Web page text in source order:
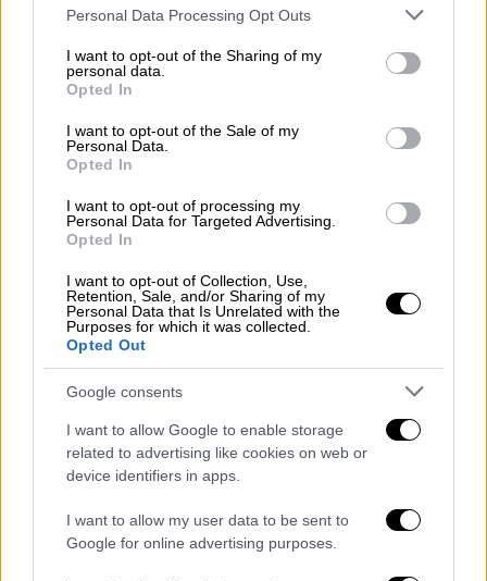
Please note that this website/app uses one or more Google
not limited to your visit or usage behaviour. You may click to
grant or deny consent to Google and its third-party tags to
use your data for below specified purposes in below Google
consent section.
Personal Data Processing Opt Outs
I want to opt-out of the Sharing of my
personal data.
Opted In
I want to opt-out of the Sale of my
Personal Data.
Opted In
I want to opt-out of processing my
Personal Data for Targeted Advertising.
Opted In
I want to opt-out of Collection, Use,
Retention, Sale, and/or Sharing of my
Personal Data that Is Unrelated with the
Purposes for which it was collected.
Opted Out
Google consents
I want to allow Google to enable storage
related to advertising like cookies on web or
device identifiers in apps.
I want to allow my user data to be sent to
Google for online advertising purposes.
Παιδεία|06.09.2025 06:51
«Με τις προσλήψεις δεν καλύφθηκε
ούτε το 40% των κενών»
Η επιστολή διαμαρτυρίας τους προς το
υπουργείο Παιδείας